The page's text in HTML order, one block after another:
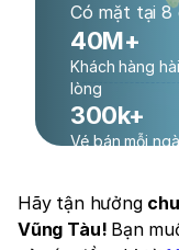
Có mặt tại 8
40M+
Khách hàng hài
lòng
300k+
Vé bán mỗi
Hãy tận hưởng
Vũng Tàu! Bạn